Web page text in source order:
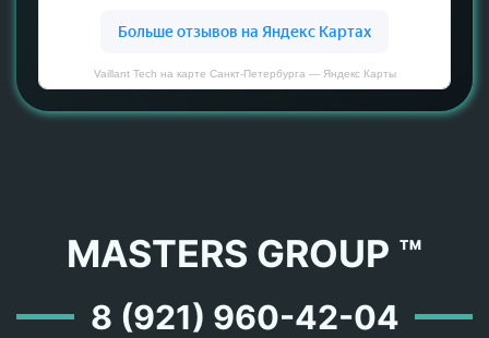
Vaillant Tech на карте Санкт‑Петербурга — Яндекс Карты
MASTERS GROUP ™
8 (921) 960-42-04